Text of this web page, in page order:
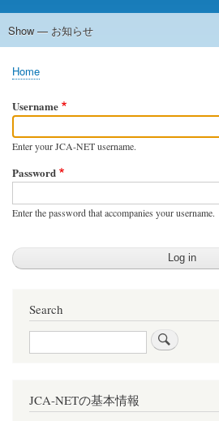
お
ら
Show — お知らせ
JCA-NETからのお知らせ
Breadcrumb
Home
Username
Enter your JCA-NET username.
Password
Enter the password that accompanies your username.
Search
Search
JCA-NETの基本情報